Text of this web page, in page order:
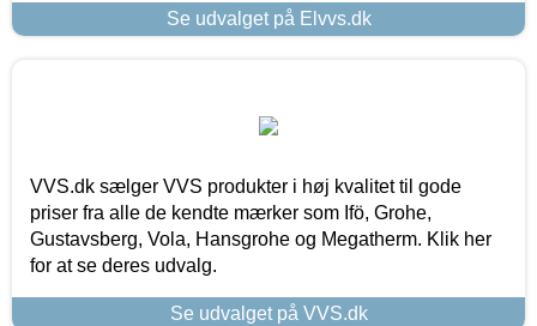
Se udvalget på Elvvs.dk
VVS.dk sælger VVS produkter i høj kvalitet til gode
priser fra alle de kendte mærker som Ifö, Grohe,
Gustavsberg, Vola, Hansgrohe og Megatherm. Klik her
for at se deres udvalg.
Se udvalget på VVS.dk